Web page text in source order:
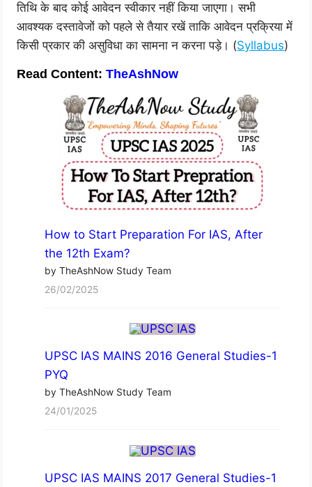
तिथि के बाद कोई आवेदन स्वीकार नहीं किया जाएगा। सभी
आवश्यक दस्तावेजों को पहले से तैयार रखें ताकि आवेदन प्रक्रिया में
किसी प्रकार की असुविधा का सामना न करना पड़े। (Syllabus)
Read Content:TheAshNow
How to Start Preparation For IAS, After
the 12th Exam?
by TheAshNow Study Team
26/02/2025
UPSC IAS MAINS 2016 General Studies-1
PYQ
by TheAshNow Study Team
24/01/2025
UPSC IAS MAINS 2017 General Studies-1